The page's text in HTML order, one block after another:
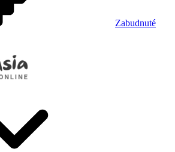
Zabudnuté